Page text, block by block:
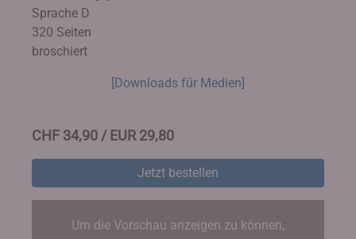
Sprache D
320 Seiten
broschiert
[Downloads für Medien]
CHF 34,90 / EUR 29,80
Jetzt bestellen
Um die Vorschau anzeigen zu können,